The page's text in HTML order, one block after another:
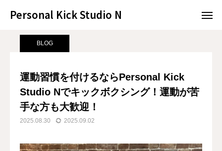
Personal Kick Studio N
サンプルページ BLOG 運動習慣を付けるならPersonal Kick Studio Nでキックボクシング！運動が苦手な方も大歓迎！
BLOG
運動習慣を付けるならPersonal Kick
Studio Nでキックボクシング！運動が苦
手な方も大歓迎！
2025.08.30 2025.09.02
Personal Kick Studio N
BLOG CONTACT
ホットペッパー